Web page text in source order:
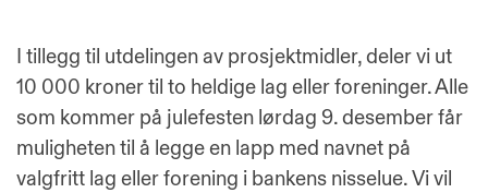
I tillegg til utdelingen av prosjektmidler, deler vi ut
10 000 kroner til to heldige lag eller foreninger. Alle
som kommer på julefesten lørdag 9. desember får
muligheten til å legge en lapp med navnet på
valgfritt lag eller forening i bankens nisselue. Vi vil